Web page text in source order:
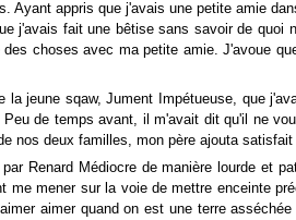
Ayant appris que j'avais une petite amie
j'avais fait une bêtise sans savoir de
choses avec ma petite amie. J'avoue
jeune sqaw, Jument Impétueuse, que
de temps avant, il m'avait dit qu'il ne
nos deux familles, mon père ajouta
Renard Médiocre de manière lourde et
mener sur la voie de mettre enceinte
aimer quand on est une terre